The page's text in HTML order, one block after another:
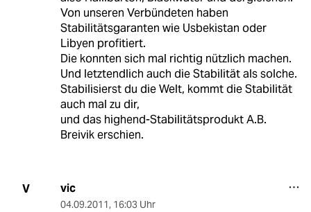
Von unseren Verbündeten haben
Stabilitätsgaranten wie Usbekistan oder
Libyen profitiert.
Die konnten sich mal richtig nützlich machen.
Und letztendlich auch die Stabilität als solche.
Stabilisierst du die Welt, kommt die Stabilität
auch mal zu dir,
und das highend-Stabilitätsprodukt A.B.
Breivik erschien.
V vic
04.09.2011, 16:03 Uhr